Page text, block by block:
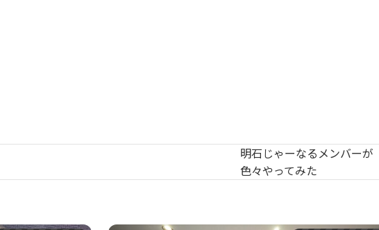
明石じゃーなるメンバーが
色々やってみた